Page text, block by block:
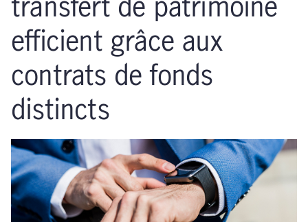
transfert de patrimoine
efficient grâce aux
contrats de fonds
distincts